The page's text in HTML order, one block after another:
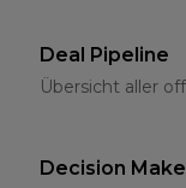
Deal Pipeline
Übersicht aller
Decision